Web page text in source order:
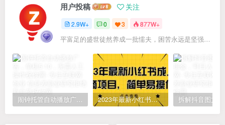
用户投稿 关注
2.9W+ 0 3 877W+
平富足的盛世徒然养成一批懦夫，困苦永远是坚强之母
闹钟托管自动播放广告，单机5-10，无需人工操作 2023年最新小红书成人电商项目，简单易操作【详细教程】